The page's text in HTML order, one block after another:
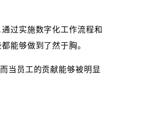
过实施数字化工作流程和
能够做到了然于胸。
当员工的贡献能够被明显